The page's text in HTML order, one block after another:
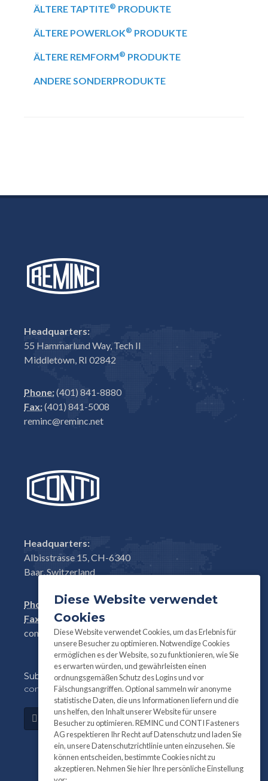
ÄLTERE TAPTITE® PRODUKTE
ÄLTERE POWERLOK® PRODUKTE
ÄLTERE REMFORM® PRODUKTE
ANDERE SONDERPRODUKTE
Headquarters:
55 Hammarlund Way, Tech II
Middletown, RI 02842
Phone:(401) 841-8880
Fax:(401) 841-5008
reminc@reminc.net
Headquarters:
Albisstrasse 15, CH-6340
Baar, Switzerland
Phone: +41(0)41 761 58 22
Fax:
+41(0)41 761 30 18
conti@contifasteners.ch
Subscribeto our newsletter for product and
company information:
Subscribe
Diese Website verwendet
Cookies
Diese Website verwendet Cookies, um das Erlebnis für
unsere Besucher zu optimieren. Notwendige Cookies
ermöglichen es der Website, so zu funktionieren, wie Sie
es erwarten würden, und gewährleisten einen
ordnungsgemäßen Schutz des Logins und vor
Fälschungsangriffen. Optional sammeln wir anonyme
statistische Daten, die uns Informationen liefern und die
uns helfen, den Inhalt unserer Website für unsere
Besucher zu optimieren. REMINC und CONTI Fasteners
AG respektieren Ihr Recht auf Datenschutz und laden Sie
ein, unsere Datenschutzrichtlinie unten einzusehen. Sie
können entscheiden, bestimmte Cookies nicht zu
akzeptieren. Nehmen Sie hier Ihre persönliche Einstellung